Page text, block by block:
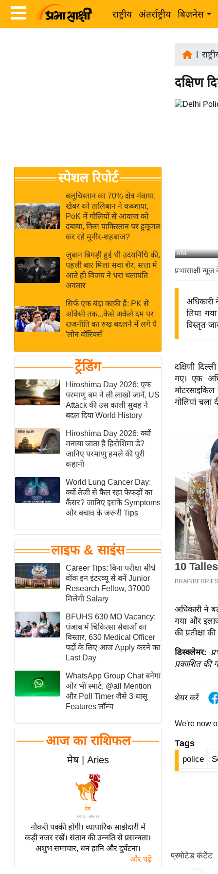
राष्ट्रीय अंतर्राष्ट्रीय बिज़नेस
Breaking
News in
Hindi
Hindi
Videos
जगत
राय
बजट
IPL
2026
ई-पेपर
मिसाल बेमिसाल
शख्सियत
यंग इंडिया
साहित्य जगत
ऑटो वर्ल्ड
न्यूज ब्रीफ
मनोरंजन जगत
बॉलीवुड
हॉलीवुड
फिल्म समीक्षा
News
लाइफस्टाइल
टेक्नॉलॉजी
ब्यूटी/फैशन
घरेलू नुस्खे
पर्यटन स्थल
फिटनेस मंत्रा
रिलेशनशिप
विश्लेषण
समसामयिक
मातृभूमि
स्तंभ
एम.
आर.
चाय पर
समीक्षा
व्रत
त्योहार
राशिफल
विशेष
स्पेशल रिपोर्ट
बलूचिस्तान का 70% क्षेत्र गंवाया,
खैबर को तालिबान ने कब्जाया,
PoK में गोलियों से आवाज को
दबाया, किस पाकिस्तान पर हुकूमत
कर रहे मुनीर-शहबाज?
जुबान बिगड़ी हुई थी उदयनिधि की,
पहली बार मिला सवा शेर, सत्ता में
आते ही विजय ने धरा थलापति
अवतार
सिर्फ एक बंदा काफ़ी है: PK से
ओवैसी तक...कैसे अकेले दम पर
राजनीति का रुख बदलने में लगे ये
'लोन वॉरियर्स'
ट्रेंडिंग
Hiroshima Day 2026: एक
परमाणु बम ने ली लाखों जानें, US
Attack की उस काली सुबह ने
बदल दिया World History
Hiroshima Day 2026: क्यों
मनाया जाता है हिरोशिमा डे?
जानिए परमाणु हमले की पूरी
कहानी
World Lung Cancer Day:
क्यों तेजी से फैल रहा फेफड़ों का
कैंसर? जानिए इसके Symptoms
और बचाव के जरूरी Tips
लाइफ & साइंस
Career Tips: बिना परीक्षा सीधे
वॉक इन इंटरव्यू से बनें Junior
Research Fellow, 37000
मिलेगी Salary
BFUHS 630 MO Vacancy:
पंजाब में चिकित्सा सेवाओं का
विस्तार, 630 Medical Officer
पदों के लिए आज Apply करने का
Last Day
WhatsApp Group Chat बनेगा
और भी स्मार्ट, @all Mention
और Poll Timer जैसे 3 धांसू
Features लॉन्च
आज का राशिफल
मेष | Aries
नौकरी पक्की होगी। व्यापारिक साझेदारी में
कड़ी नजर रखें। संतान की उन्नति से प्रसन्नता।
अशुभ समाचार, धन हानि और दुर्घटना।
और पढ़ें
दक्षिण
ANI
प्रभासाक्षी न्यूज
अधिकारी
लिया
विस्तृत
दक्षिणी
गए। एक
गोलियां चला
अधिकारी ने
गया और
की प्रतीक्षा
डिस्क्लेमर:
प्रकाशित की
शेयर करें
We're now
Tags
police